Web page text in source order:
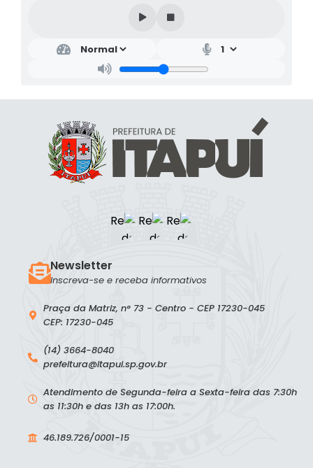
Praça da Matriz, n° 73 - Centro - CEP 17230-045
CEP: 17230-045
(14) 3664-8040
prefeitura@itapui.sp.gov.br
Atendimento de Segunda-feira a Sexta-feira das 7:30h
as 11:30h e das 13h as 17:00h.
46.189.726/0001-15
Newsletter
Inscreva-se e receba informativos